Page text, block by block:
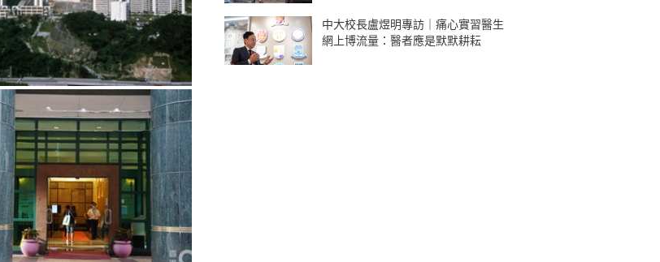
中大校長盧煜明專訪｜痛心實習醫生
網上博流量：醫者應是默默耕耘